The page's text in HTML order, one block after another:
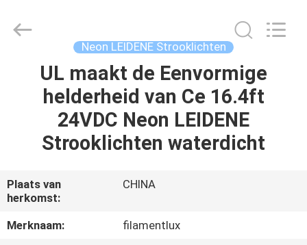
HUIS
PRODUCTEN
ONS
FABRIEKSREIS
Technology
Neon LEIDENE Strooklichten
UL maakt de Eenvormige
helderheid van Ce 16.4ft
24VDC Neon LEIDENE
Strooklichten waterdicht
Plaats van
herkomst:
CHINA
Merknaam:
filamentlux